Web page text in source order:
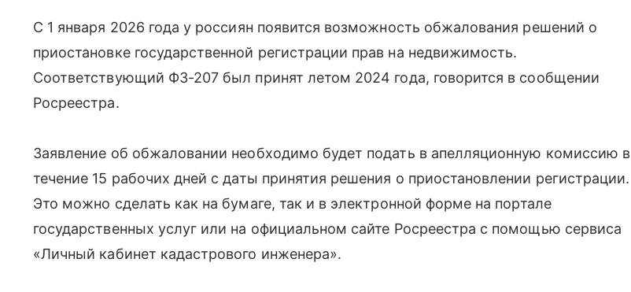
С 1 января 2026 года у россиян появится возможность обжалования решений о
приостановке государственной регистрации прав на недвижимость.
Соответствующий ФЗ-207 был принят летом 2024 года, говорится в сообщении
Росреестра.
Заявление об обжаловании необходимо будет подать в апелляционную комиссию в
течение 15 рабочих дней с даты принятия решения о приостановлении регистрации.
Это можно сделать как на бумаге, так и в электронной форме на портале
государственных услуг или на официальном сайте Росреестра с помощью сервиса
«Личный кабинет кадастрового инженера».